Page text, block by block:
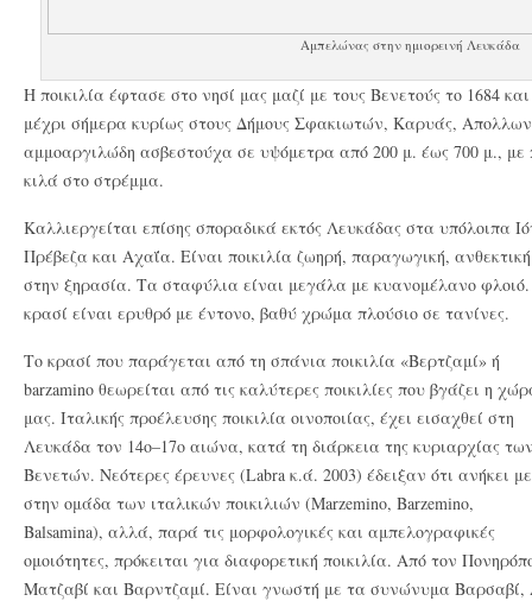
Αμπελώνας στην ημιορεινή Λευκάδα
Η ποικιλία έφτασε στο νησί μας μαζί με τους Βενετούς το 1684
μέχρι σήμερα κυρίως στους Δήμους Σφακιωτών, Καρυάς,
αμμοαργιλώδη ασβεστούχα σε υψόμετρα από 200 μ. έως 700 μ.,
κιλά στο στρέμμα.
Καλλιεργείται επίσης σποραδικά εκτός Λευκάδας στα υπόλοιπα
Πρέβεζα και Αχαΐα. Είναι ποικιλία ζωηρή, παραγωγική,
στην ξηρασία. Τα σταφύλια είναι μεγάλα με κυανομέλανο
κρασί είναι ερυθρό με έντονο, βαθύ χρώμα πλούσιο σε τανίνες.
Tο κρασί που παράγεται από τη σπάνια ποικιλία «Βερτζαμί» ή
barzamino θεωρείται από τις καλύτερες ποικιλίες που βγάζει η
μας. Ιταλικής προέλευσης ποικιλία οινοποιίας, έχει εισαχθεί στη
Λευκάδα τον 14ο–17ο αιώνα, κατά τη διάρκεια της κυριαρχίας
Βενετών. Νεότερες έρευνες (Labra κ.ά. 2003) έδειξαν ότι ανήκει
στην ομάδα των ιταλικών ποικιλιών (Marzemino, Barzemino,
Balsamina), αλλά, παρά τις μορφολογικές και αμπελογραφικές
ομοιότητες, πρόκειται για διαφορετική ποικιλία. Από τον
Ματζαβί και Βαρντζαμί. Είναι γνωστή με τα συνώνυμα Βαρσαβί,